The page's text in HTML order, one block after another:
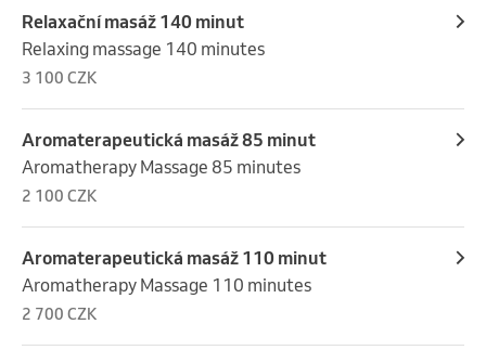
Relaxační masáž 140 minut
Relaxing massage 140 minutes
3 100 CZK
Aromaterapeutická masáž 85 minut
Aromatherapy Massage 85 minutes
2 100 CZK
Aromaterapeutická masáž 110 minut
Aromatherapy Massage 110 minutes
2 700 CZK